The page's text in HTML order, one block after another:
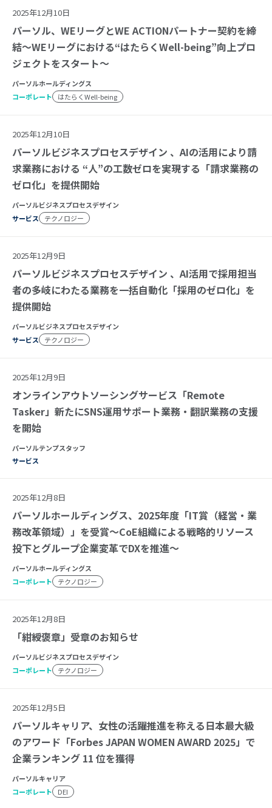
2025年12月10日
パーソル、WEリーグとWE ACTIONパートナー契約を締
結～WEリーグにおける“はたらくWell-being”向上プロ
ジェクトをスタート～
パーソルホールディングス
コーポレート
はたらくWell-being
2025年12月10日
パーソルビジネスプロセスデザイン 、AIの活用により請
求業務における “人”の工数ゼロを実現する「請求業務の
ゼロ化」を提供開始
パーソルビジネスプロセスデザイン
サービス
テクノロジー
2025年12月9日
パーソルビジネスプロセスデザイン 、AI活用で採用担当
者の多岐にわたる業務を一括自動化「採用のゼロ化」を
提供開始
パーソルビジネスプロセスデザイン
サービス
テクノロジー
2025年12月9日
オンラインアウトソーシングサービス「Remote
Tasker」新たにSNS運用サポート業務・翻訳業務の支援
を開始
パーソルテンプスタッフ
サービス
2025年12月8日
パーソルホールディングス、2025年度「IT賞（経営・業
務改革領域）」を受賞～CoE組織による戦略的リソース
投下とグループ企業変革でDXを推進～
パーソルホールディングス
コーポレート
テクノロジー
2025年12月8日
「紺綬褒章」受章のお知らせ
パーソルビジネスプロセスデザイン
コーポレート
テクノロジー
2025年12月5日
パーソルキャリア、女性の活躍推進を称える日本最大級
のアワード「Forbes JAPAN WOMEN AWARD 2025」で
企業ランキング 11 位を獲得
パーソルキャリア
コーポレート
DEI